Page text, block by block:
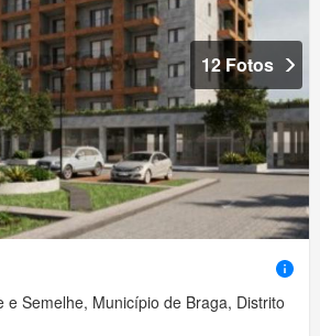
12 Fotos
e Semelhe, Município de Braga, Distrito